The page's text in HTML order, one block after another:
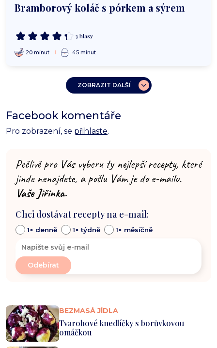
Bramborový koláč s pórkem a sýrem
3 hlasy
20 minut 45 minut
ZOBRAZIT DALŠÍ
Facebook komentáře
Pro zobrazení, se přihlaste.
Pečlivě pro Vás vyberu ty nejlepší recepty, které
jinde nenajdete, a pošlu Vám je do e-mailu.
Vaše Jiřinka.
Chci dostávat recepty na e-mail:
1× denně 1× týdně 1× měsíčně
BEZMASÁ JÍDLA
Tvarohové knedlíčky s borůvkovou
omáčkou